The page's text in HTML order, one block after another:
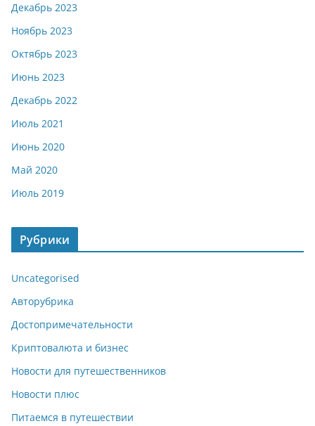
Декабрь 2023
Ноябрь 2023
Октябрь 2023
Июнь 2023
Декабрь 2022
Июль 2021
Июнь 2020
Май 2020
Июль 2019
Рубрики
Uncategorised
Авторубрика
Достопримечательности
Криптовалюта и бизнес
Новости для путешественников
Новости плюс
Питаемся в путешествии